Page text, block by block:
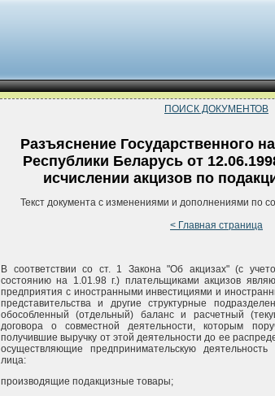
ПОИСК ДОКУМЕНТОВ
Разъяснение Государственного
Республики Беларусь от
исчислении акцизов по
Текст документа с изменениями и дополнениями по
< Главная страница
В соответствии со ст. 1 Закона "Об акцизах" (с
состоянию на 1.01.98 г.) плательщиками акцизов
предприятия с иностранными инвестициями и
представительства и другие структурные
обособленный (отдельный) баланс и расчетный
договора о совместной деятельности, которым
получившие выручку от этой деятельности до ее
осуществляющие предпринимательскую
лица:
производящие подакцизные товары;